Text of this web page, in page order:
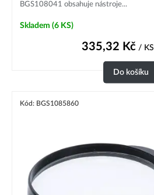
BGS108041 obsahuje nástroje...
Skladem (6 KS)
335,32 Kč / KS
Do košíku
Kód: BGS1085860